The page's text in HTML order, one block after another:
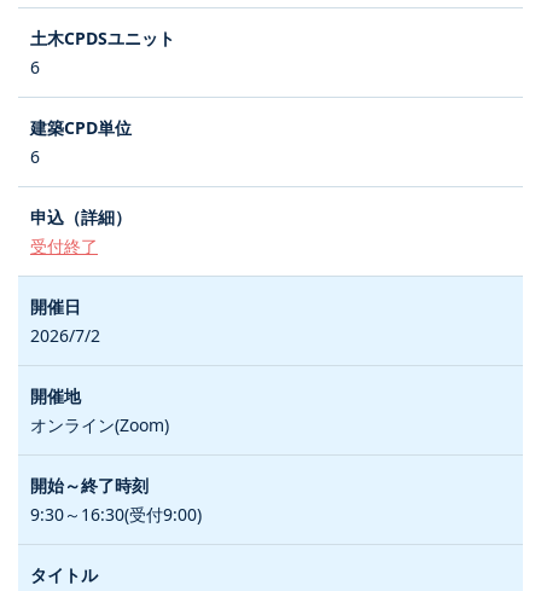
6
6
受付終了
2026/7/2
オンライン(Zoom)
9:30～16:30(受付9:00)